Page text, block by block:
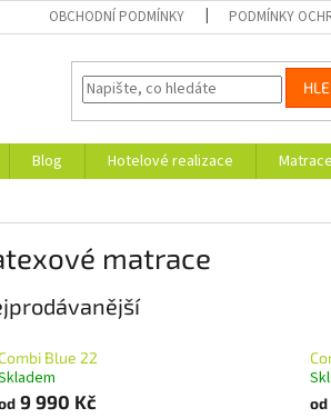
OBCHODNÍ PODMÍNKY PODMÍNKY
Blog Hotelové realizace
matrace
Blue 22
9 990 Kč od